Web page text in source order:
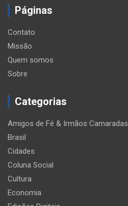
Páginas
Contato
Missão
Quem somos
Sobre
Categorias
Amigos de Fé & Irmãos Camaradas
Brasil
Cidades
Coluna Social
Cultura
Economia